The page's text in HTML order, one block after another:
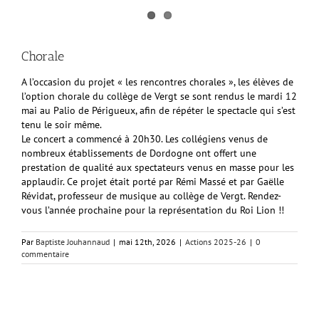
Chorale
A l’occasion du projet « les rencontres chorales », les élèves de
l’option chorale du collège de Vergt se sont rendus le mardi 12
mai au Palio de Périgueux, afin de répéter le spectacle qui s’est
tenu le soir même.
Le concert a commencé à 20h30. Les collégiens venus de
nombreux établissements de Dordogne ont offert une
prestation de qualité aux spectateurs venus en masse pour les
applaudir. Ce projet était porté par Rémi Massé et par Gaëlle
Révidat, professeur de musique au collège de Vergt. Rendez-
vous l’année prochaine pour la représentation du Roi Lion !!
Par Baptiste Jouhannaud | mai 12th, 2026 | Actions 2025-26 | 0
commentaire